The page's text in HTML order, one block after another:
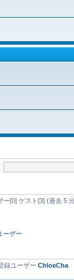
ー[0] ゲスト[3] (過去 5
ーザー
録ユーザー ChloeCha